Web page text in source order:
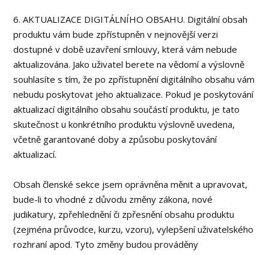
6. AKTUALIZACE DIGITÁLNÍHO OBSAHU. Digitální obsah
produktu vám bude zpřístupněn v nejnovější verzi
dostupné v době uzavření smlouvy, která vám nebude
aktualizována. Jako uživatel berete na vědomí a výslovně
souhlasíte s tím, že po zpřístupnění digitálního obsahu vám
nebudu poskytovat jeho aktualizace. Pokud je poskytování
aktualizací digitálního obsahu součástí produktu, je tato
skutečnost u konkrétního produktu výslovně uvedena,
včetně garantované doby a způsobu poskytování
aktualizací.
Obsah členské sekce jsem oprávněna měnit a upravovat,
bude-li to vhodné z důvodu změny zákona, nové
judikatury, zpřehlednění či zpřesnění obsahu produktu
(zejména průvodce, kurzu, vzoru), vylepšení uživatelského
rozhraní apod. Tyto změny budou prováděny